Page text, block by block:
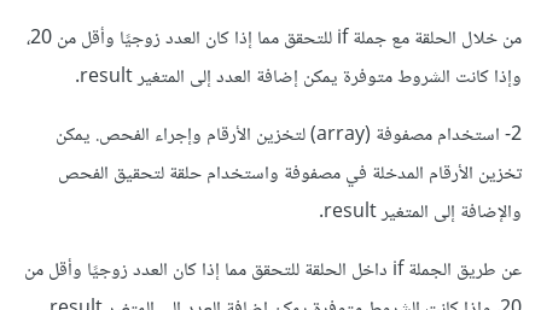
من خلال الحلقة مع جملة if للتحقق مما إذا كان العدد زوجيًا وأقل من 20،
وإذا كانت الشروط متوفرة يمكن إضافة العدد إلى المتغير result.
2- استخدام مصفوفة (array) لتخزين الأرقام وإجراء الفحص. يمكن
تخزين الأرقام المدخلة في مصفوفة واستخدام حلقة لتحقيق الفحص
والإضافة إلى المتغير result.
عن طريق الجملة if داخل الحلقة للتحقق مما إذا كان العدد زوجيًا وأقل من